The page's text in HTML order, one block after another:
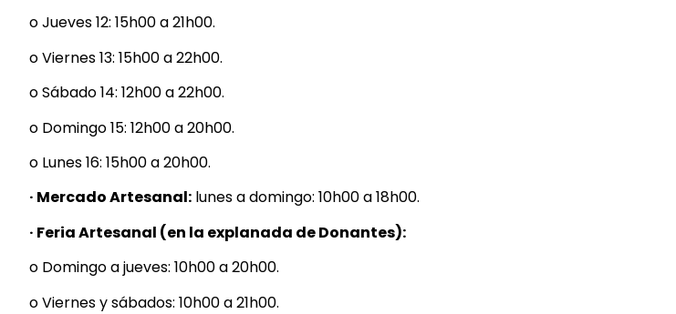
o Jueves 12: 15h00 a 21h00.
o Viernes 13: 15h00 a 22h00.
o Sábado 14: 12h00 a 22h00.
o Domingo 15: 12h00 a 20h00.
o Lunes 16: 15h00 a 20h00.
· Mercado Artesanal: lunes a domingo: 10h00 a 18h00.
· Feria Artesanal (en la explanada de Donantes):
o Domingo a jueves: 10h00 a 20h00.
o Viernes y sábados: 10h00 a 21h00.